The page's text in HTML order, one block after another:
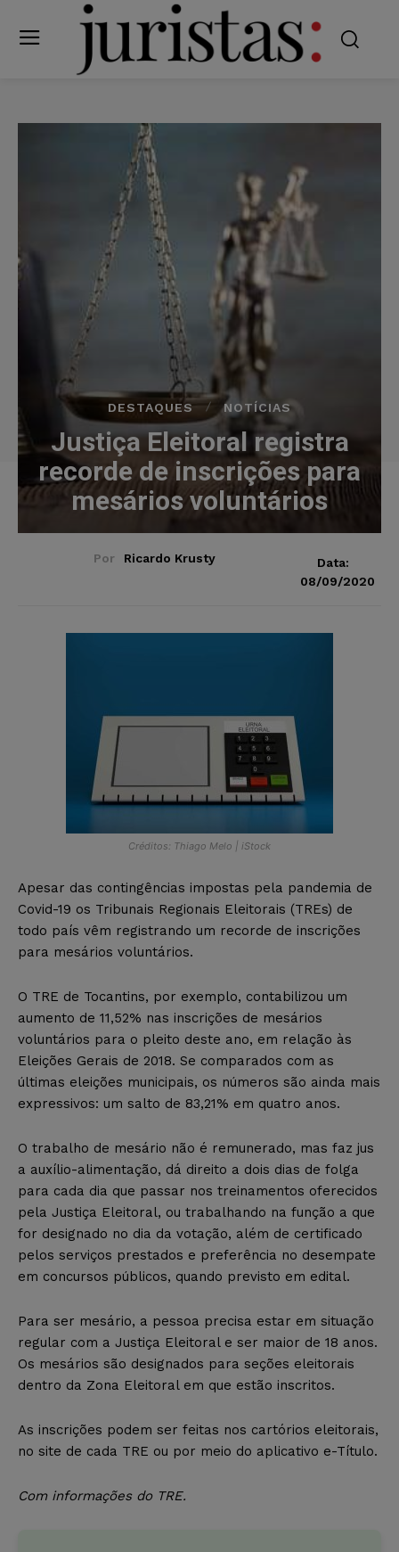
DESTAQUES NOTÍCIAS
Justiça Eleitoral registra
recorde de inscrições para
mesários voluntários
Por Ricardo Krusty
Data:
08/09/2020
Créditos: Thiago Melo | iStock
Apesar das contingências impostas pela pandemia de
Covid-19 os Tribunais Regionais Eleitorais (TREs) de
todo país vêm registrando um recorde de inscrições
para mesários voluntários.
O TRE de Tocantins, por exemplo, contabilizou um
aumento de 11,52% nas inscrições de mesários
voluntários para o pleito deste ano, em relação às
Eleições Gerais de 2018. Se comparados com as
últimas eleições municipais, os números são ainda mais
expressivos: um salto de 83,21% em quatro anos.
O trabalho de mesário não é remunerado, mas faz jus
a auxílio-alimentação, dá direito a dois dias de folga
para cada dia que passar nos treinamentos oferecidos
pela Justiça Eleitoral, ou trabalhando na função a que
for designado no dia da votação, além de certificado
pelos serviços prestados e preferência no desempate
em concursos públicos, quando previsto em edital.
Para ser mesário, a pessoa precisa estar em situação
regular com a Justiça Eleitoral e ser maior de 18 anos.
Os mesários são designados para seções eleitorais
dentro da Zona Eleitoral em que estão inscritos.
As inscrições podem ser feitas nos cartórios eleitorais,
no site de cada TRE ou por meio do aplicativo e-Título.
Com informações do TRE.